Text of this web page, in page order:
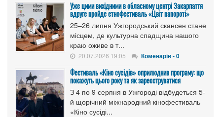
Уже цими вихідними в обласному центрі Закарпаття
вдруге пройде етнофестиваль «Цвіт папороті»
25–26 липня Ужгородський скансен стане
місцем, де культурна спадщина нашого
краю оживе в т...
20.07.2026 19:05 Коменарів - 0
Фестиваль «Кіно сусідів» оприлюднив програму: що
покажуть цього року та як зареєструватися
З 4 по 9 серпня в Ужгороді відбудеться 5-
й щорічний міжнародний кінофестиваль
«Кіно сусіді...